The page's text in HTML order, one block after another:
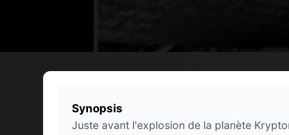
Synopsis
Juste avant l'explosion de la planète